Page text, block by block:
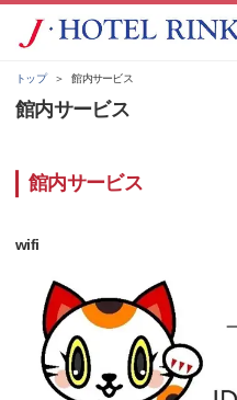
トップ 館内サービス
館内サービス
館内サービス
wifi